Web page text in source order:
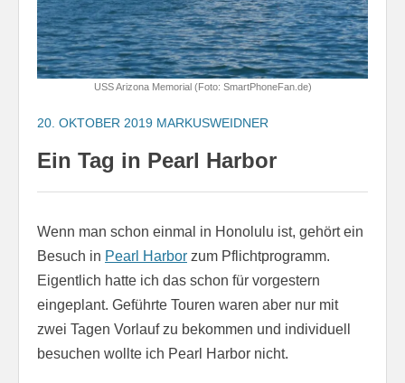
USS Arizona Memorial (Foto: SmartPhoneFan.de)
20. OKTOBER 2019 MARKUSWEIDNER
Ein Tag in Pearl Harbor
Wenn man schon einmal in Honolulu ist, gehört ein
Besuch in Pearl Harbor zum Pflichtprogramm.
Eigentlich hatte ich das schon für vorgestern
eingeplant. Geführte Touren waren aber nur mit
zwei Tagen Vorlauf zu bekommen und individuell
besuchen wollte ich Pearl Harbor nicht.